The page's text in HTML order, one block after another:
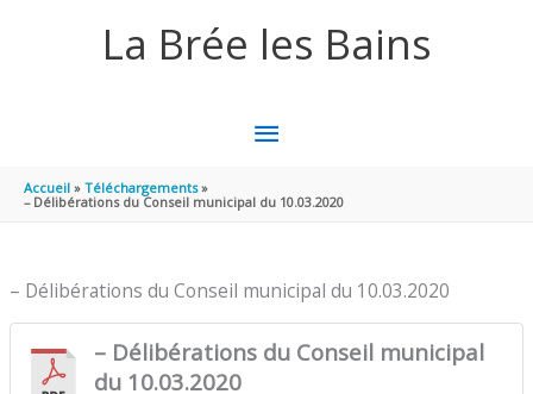
La Brée les Bains
MENU
PRINCIPAL
Accueil
Téléchargements
– Délibérations du Conseil municipal du 10.03.2020
– Délibérations du Conseil municipal du 10.03.2020
– Délibérations du Conseil municipal
du 10.03.2020